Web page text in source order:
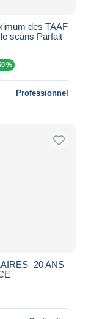
des TAAF
scans Parfait
%
Professionnel
-20 ANS